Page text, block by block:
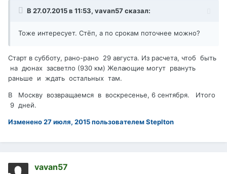
В 27.07.2015 в 11:53, vavan57 сказал:
Тоже интересует. Стёп, а по срокам поточнее можно?
Старт в субботу, рано-рано 29 августа. Из расчета, чтоб быть
на дюнах засветло (930 км) Желающие могут рвануть
раньше и ждать остальных там.
В Москву возвращаемся в воскресенье, 6 сентября. Итого
9 дней.
Изменено27 июля, 2015пользователем Steplton
vavan57